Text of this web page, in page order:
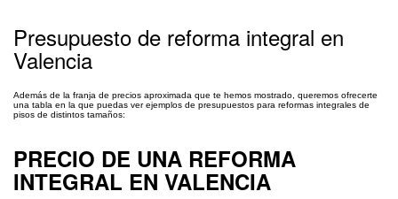
Presupuesto de reforma integral en
Valencia
Además de la franja de precios aproximada que te hemos mostrado, queremos ofrecerte
una tabla en la que puedas ver ejemplos de presupuestos para reformas integrales de
pisos de distintos tamaños:
PRECIO DE UNA REFORMA
INTEGRAL EN VALENCIA